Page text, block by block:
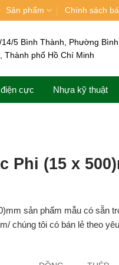
Sản phẩm Chính sách
14/5 Bình Thành, Phường Bình
Thành phố Hồ Chí Minh
cực Nhựa kỹ thuật
Phi (15 x
sản phẩm mẫu có sẵn
chúng tôi có bán lẻ theo